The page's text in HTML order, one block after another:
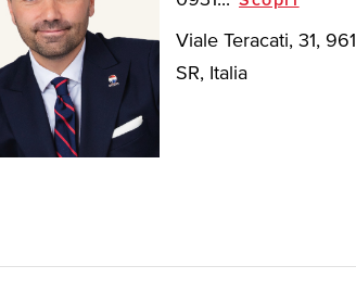
Viale Teracati, 31,
SR, Italia